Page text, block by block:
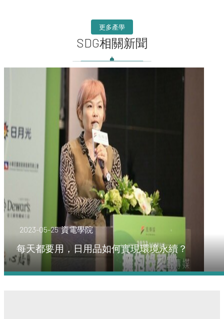
更多產學
SDG相關新聞
2023-05-25 資電學院
每天都要用，日用品如何實現環境永續？